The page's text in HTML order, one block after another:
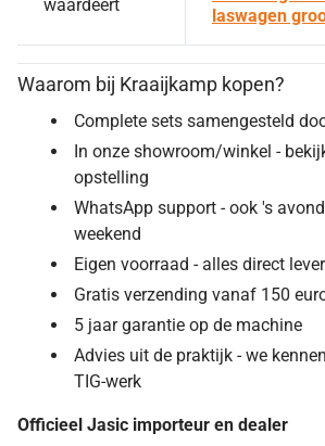
waardeert
laswagen
Waarom bij Kraaijkamp kopen?
Complete sets samengesteld
In onze showroom/winkel -
opstelling
WhatsApp support - ook 's
weekend
Eigen voorraad - alles direct
Gratis verzending vanaf 150
5 jaar garantie op de machine
Advies uit de praktijk - we
TIG-werk
Officieel Jasic importeur en dealer